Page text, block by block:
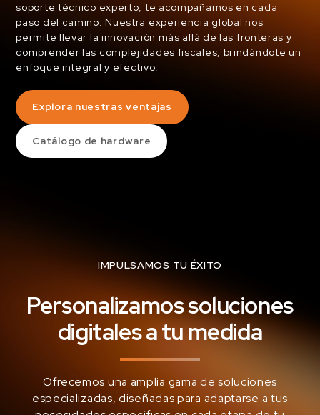
soporte técnico experto, te acompañamos en cada
paso del camino. Nuestra experiencia global nos
permite llevar la innovación más allá de las fronteras y
comprender las complejidades fiscales, brindándote un
enfoque integral y efectivo.
Explora nuestras ventajas
Catálogo de hardware
IMPULSAMOS TU ÉXITO
Personalizamos soluciones
digitales a tu medida
Ofrecemos una amplia gama de soluciones
especializadas, diseñadas para adaptarse a tus